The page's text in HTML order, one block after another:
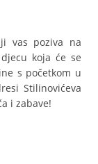
vas poziva na
koja će se
s početkom u
Stilinovićeva
i zabave!